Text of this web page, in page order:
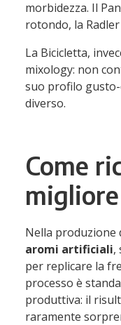
morbidezza. Il
rotondo, la
La Bicicletta,
mixology: non
suo profilo
diverso.
Come
Nella produzione
aromi artificiali,
per replicare la
processo è
produttiva: il
raramente